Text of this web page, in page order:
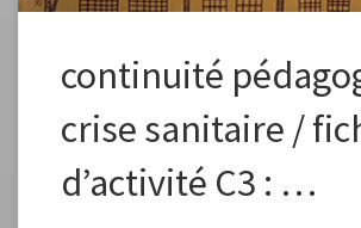
continuité
crise sanitaire /
d’activité C3 : …